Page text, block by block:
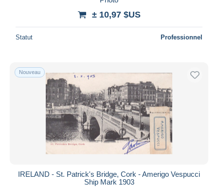
± 10,97 $US
Statut Professionnel
Nouveau
IRELAND - St. Patrick's Bridge, Cork - Amerigo Vespucci
Ship Mark 1903